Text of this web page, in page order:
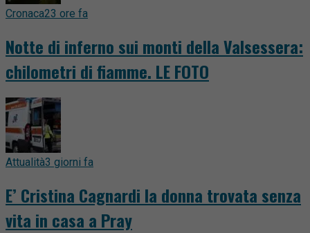
Cronaca23 ore fa
Notte di inferno sui monti della Valsessera:
chilometri di fiamme. LE FOTO
Attualità3 giorni fa
E’ Cristina Cagnardi la donna trovata senza
vita in casa a Pray